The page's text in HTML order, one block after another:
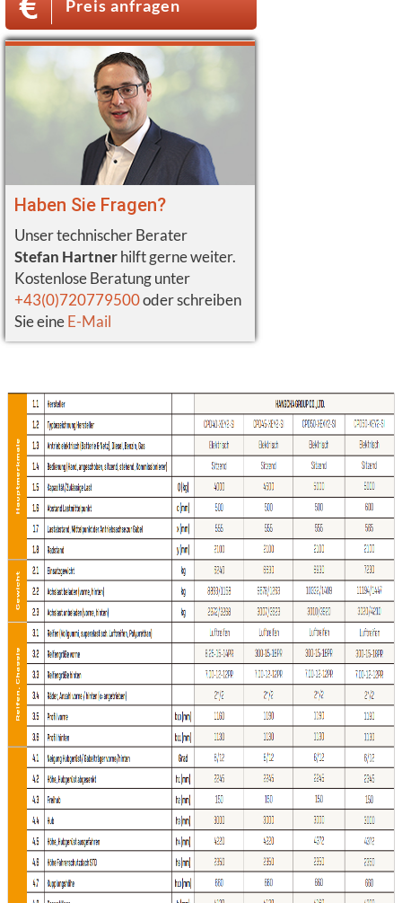
Preis anfragen
Haben Sie Fragen?
Unser technischer Berater
Stefan Hartnerhilft gerne weiter.
Kostenlose Beratung unter
+43(0)720779500oder schreiben
Sie eineE-Mail